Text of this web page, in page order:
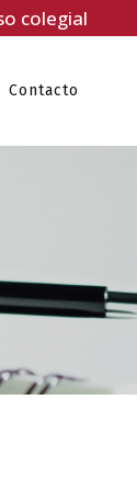
colegial
Contacto